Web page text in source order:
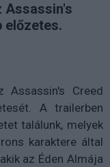
Assassin's
előzetes.
Creed
A trailerben
találunk, melyek
karaktere által
az Éden Almája